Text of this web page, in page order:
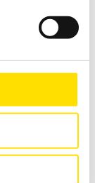
av